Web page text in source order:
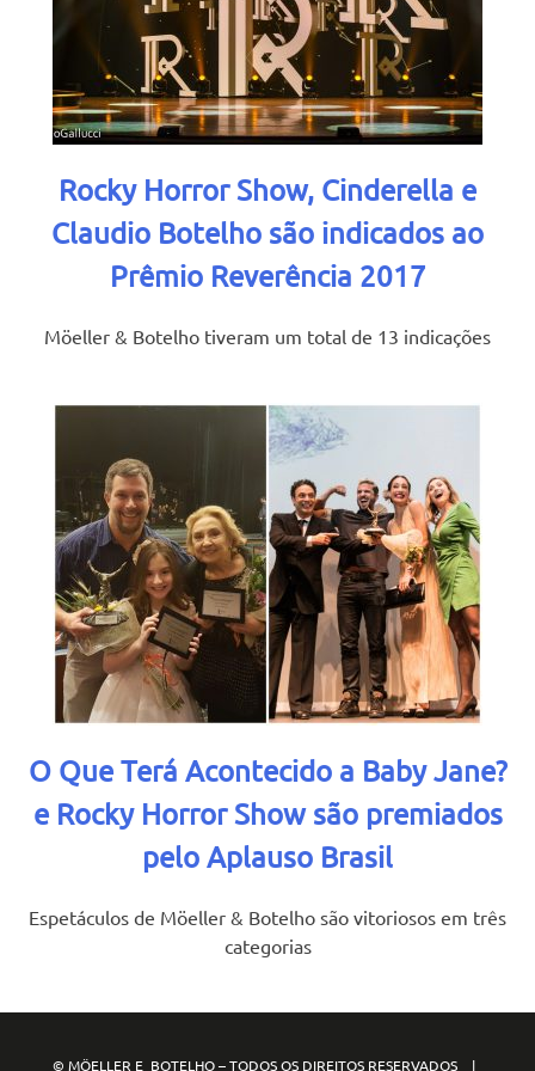
Rocky Horror Show, Cinderella e
Claudio Botelho são indicados ao
Prêmio Reverência 2017
Möeller & Botelho tiveram um total de 13 indicações
O Que Terá Acontecido a Baby Jane?
e Rocky Horror Show são premiados
pelo Aplauso Brasil
Espetáculos de Möeller & Botelho são vitoriosos em três
categorias
© MÖELLER E BOTELHO – TODOS OS DIREITOS RESERVADOS |